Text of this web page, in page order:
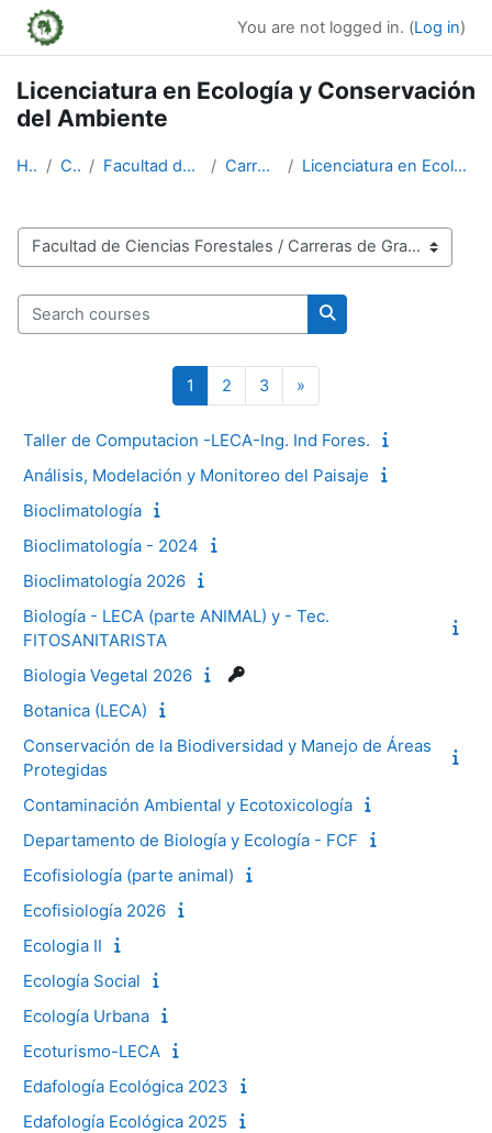
Skip to main content
You are not logged in. (Log in)
Licenciatura en Ecología y Conservación
del Ambiente
Home Courses Facultad de Ciencias Forestales Carreras de Grado Licenciatura en Ecología y Conservación del Ambiente
Course categories
Search courses
Search courses
1 Page 1
2 Page 2
3Page 3
»
Taller de Computacion -LECA-Ing. Ind Fores.
Análisis, Modelación y Monitoreo del Paisaje
Bioclimatología
Bioclimatología - 2024
Bioclimatología 2026
Biología - LECA (parte ANIMAL) y - Tec.
FITOSANITARISTA
Biologia Vegetal 2026
Botanica (LECA)
Conservación de la Biodiversidad y Manejo de Áreas
Protegidas
Contaminación Ambiental y Ecotoxicología
Departamento de Biología y Ecología - FCF
Ecofisiología (parte animal)
Ecofisiología 2026
Ecologia II
Ecología Social
Ecología Urbana
Ecoturismo-LECA
Edafología Ecológica 2023
Edafología Ecológica 2025